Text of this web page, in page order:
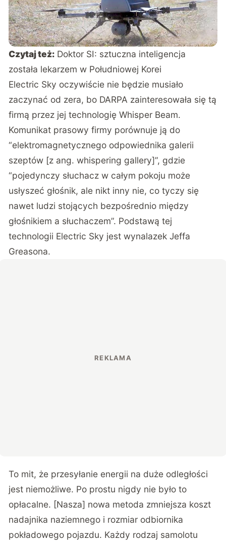
Czytaj też: Doktor SI: sztuczna inteligencja
została lekarzem w Południowej Korei
Electric Sky oczywiście nie będzie musiało
zaczynać od zera, bo DARPA zainteresowała się tą
firmą przez jej technologię Whisper Beam.
Komunikat prasowy firmy porównuje ją do
“elektromagnetycznego odpowiednika galerii
szeptów [z ang. whispering gallery]”, gdzie
“pojedynczy słuchacz w całym pokoju może
usłyszeć głośnik, ale nikt inny nie, co tyczy się
nawet ludzi stojących bezpośrednio między
głośnikiem a słuchaczem”. Podstawą tej
technologii Electric Sky jest wynalazek Jeffa
Greasona.
To mit, że przesyłanie energii na duże odległości
jest niemożliwe. Po prostu nigdy nie było to
opłacalne. [Nasza] nowa metoda zmniejsza koszt
nadajnika naziemnego i rozmiar odbiornika
pokładowego pojazdu. Każdy rodzaj samolotu